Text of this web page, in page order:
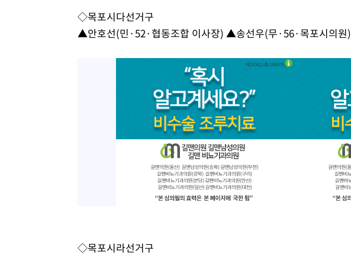
◇목포시다선거구
▲안호선(민·52·협동조합 이사장) ▲송선우(무·56·목포시의원)
◇목포시라선거구